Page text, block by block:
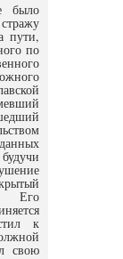
было
пути,
по
Его
к
свою